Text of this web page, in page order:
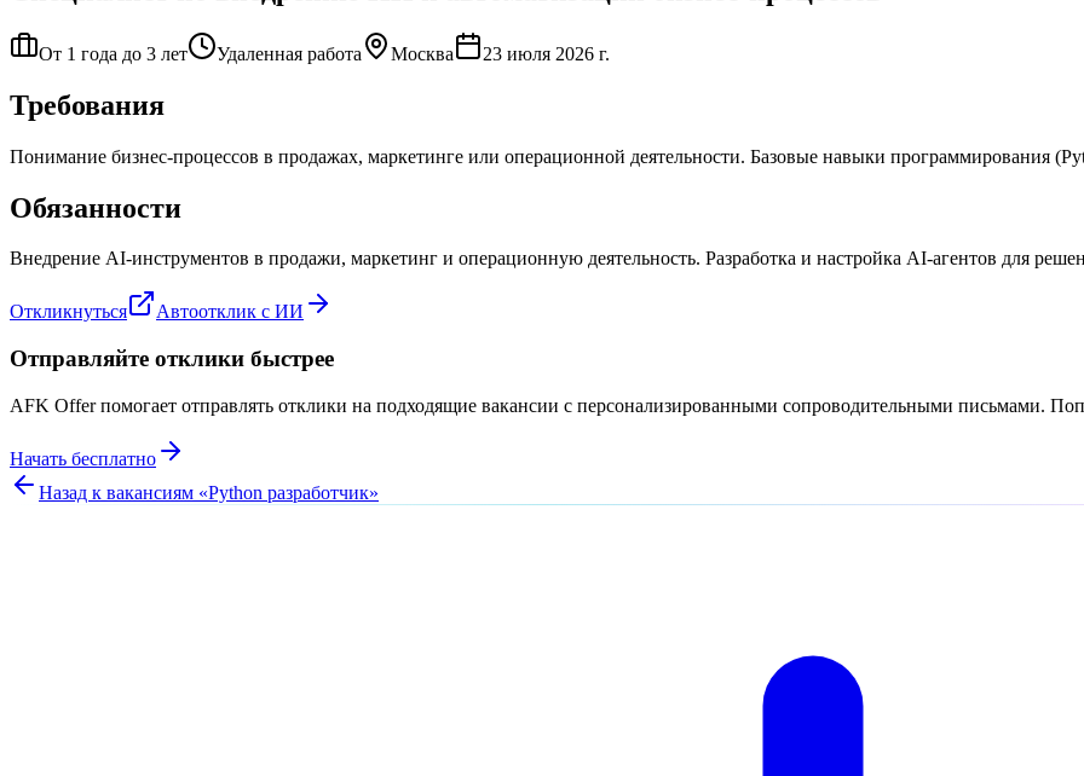
От 1 года до 3 лет Удаленная работа Москва 23 июля 2026 г.
Требования
Понимание бизнес-процессов в продажах, маркетинге или операционной деятельности. Базовые навыки программирования
Обязанности
Внедрение AI-инструментов в продажи, маркетинг и операционную деятельность. Разработка и настройка AI-агентов для
Откликнуться Автоотклик с ИИ
Отправляйте отклики быстрее
AFK Offer помогает отправлять отклики на подходящие вакансии с персонализированными сопроводительными письмами.
Начать бесплатно
Назад к вакансиям «Python разработчик»